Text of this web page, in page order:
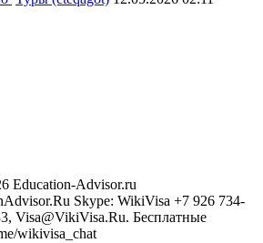
Education-Advisor.ru
Skype: WikiVisa +7 926 734-
Visa@VikiVisa.Ru. Бесплатные
wikivisa_chat